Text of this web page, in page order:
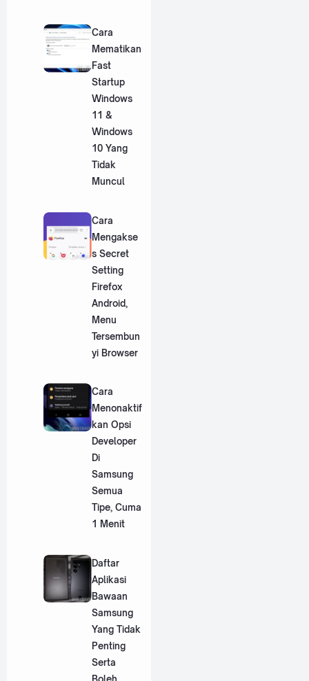
Cara
Mematikan
Fast
Startup
Windows
11 &
Windows
10 Yang
Tidak
Muncul
Cara
Mengakse
s Secret
Setting
Firefox
Android,
Menu
Tersembun
yi Browser
Cara
Menonaktif
kan Opsi
Developer
Di
Samsung
Semua
Tipe, Cuma
1 Menit
Daftar
Aplikasi
Bawaan
Samsung
Yang Tidak
Penting
Serta
Boleh